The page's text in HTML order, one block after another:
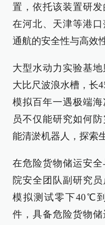
置，依托该装置研
在河北、天津等港
通航的安全性与高效
大型水动力实验基
大比尺波浪水槽，长
模拟百年一遇极端
员不仅能研究如何
能清淤机器人，探索
在危险货物储运安
院安全团队副研究
模拟测试零下40℃
件，具备危险货物储